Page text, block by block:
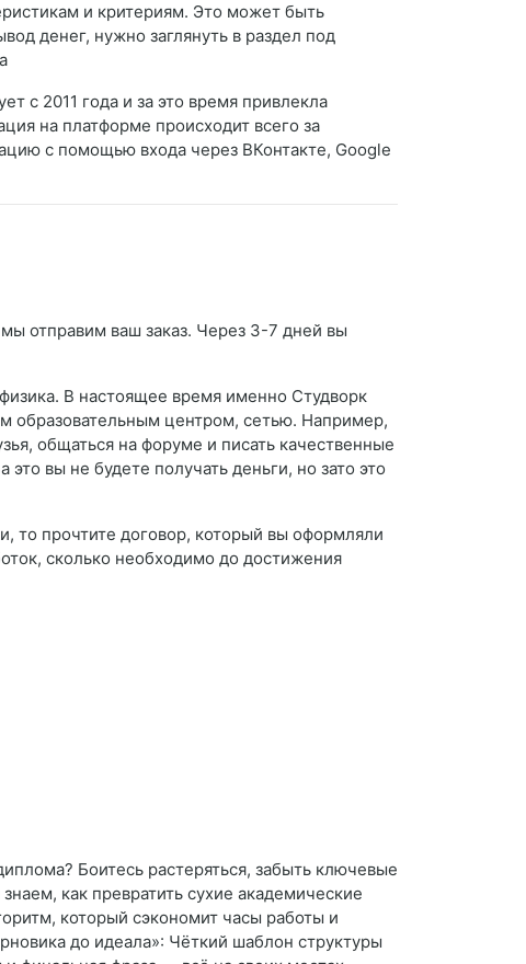
и критериям. Это может быть
денег, нужно заглянуть в раздел под
с 2011 года и за это время привлекла
на платформе происходит всего за
с помощью входа через ВКонтакте, Google
отправим ваш заказ. Через 3-7 дней вы
В настоящее время именно Студворк
образовательным центром, сетью. Например,
общаться на форуме и писать качественные
вы не будете получать деньги, но зато это
то прочтите договор, который вы оформляли
сколько необходимо до достижения
Боитесь растеряться, забыть ключевые
как превратить сухие академические
который сэкономит часы работы и
до идеала»: Чёткий шаблон структуры